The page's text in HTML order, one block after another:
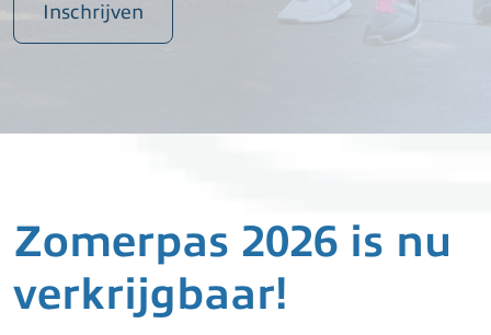
Inschrijven
Zomerpas 2026 is nu
verkrijgbaar!